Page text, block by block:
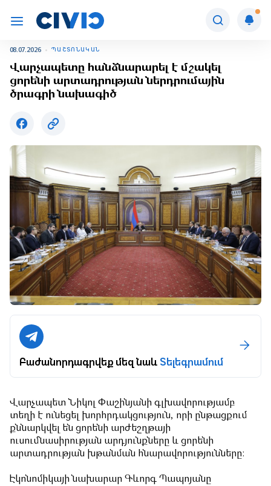
08.07.2026 ՊԱՇՏՈՆԱԿԱՆ
Վարչապետը հանձնարարել է մշակել
ցորենի արտադրության ներդրումային
ծրագրի նախագիծ
Բաժանորդագրվեք մեզ նաևՏելեգրամում
Վարչապետ Նիկոլ Փաշինյանի գլխավորությամբ
տեղի է ունեցել խորհրդակցություն, որի ընթացքում
քննարկվել են ցորենի արժեշղթայի
ուսումնասիրության արդյունքները և ցորենի
արտադրության խթանման հնարավորությունները:
Էկոնոմիկայի նախարար Գևորգ Պապոյանը